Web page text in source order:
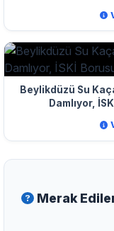
Beylikdüzü Su
Damlıyor,
Merak